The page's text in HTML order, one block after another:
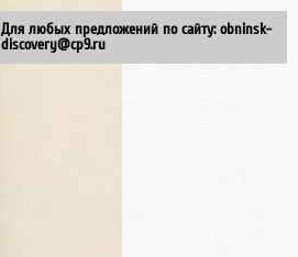
Для любых предложений по сайту: obninsk-
discovery@cp9.ru